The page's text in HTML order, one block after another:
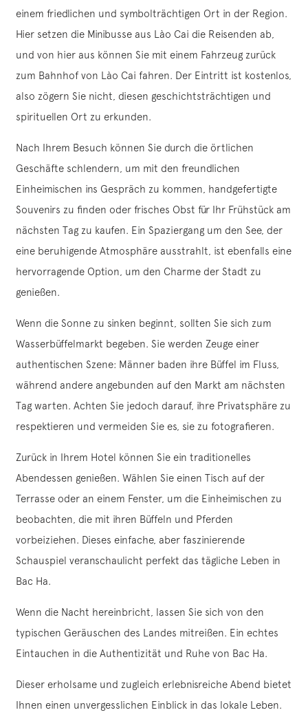
einem friedlichen und symbolträchtigen Ort in der Region.
Hier setzen die Minibusse aus Lào Cai die Reisenden ab,
und von hier aus können Sie mit einem Fahrzeug zurück
zum Bahnhof von Lào Cai fahren. Der Eintritt ist kostenlos,
also zögern Sie nicht, diesen geschichtsträchtigen und
spirituellen Ort zu erkunden.
Nach Ihrem Besuch können Sie durch die örtlichen
Geschäfte schlendern, um mit den freundlichen
Einheimischen ins Gespräch zu kommen, handgefertigte
Souvenirs zu finden oder frisches Obst für Ihr Frühstück am
nächsten Tag zu kaufen. Ein Spaziergang um den See, der
eine beruhigende Atmosphäre ausstrahlt, ist ebenfalls eine
hervorragende Option, um den Charme der Stadt zu
genießen.
Wenn die Sonne zu sinken beginnt, sollten Sie sich zum
Wasserbüffelmarkt begeben. Sie werden Zeuge einer
authentischen Szene: Männer baden ihre Büffel im Fluss,
während andere angebunden auf den Markt am nächsten
Tag warten. Achten Sie jedoch darauf, ihre Privatsphäre zu
respektieren und vermeiden Sie es, sie zu fotografieren.
Zurück in Ihrem Hotel können Sie ein traditionelles
Abendessen genießen. Wählen Sie einen Tisch auf der
Terrasse oder an einem Fenster, um die Einheimischen zu
beobachten, die mit ihren Büffeln und Pferden
vorbeiziehen. Dieses einfache, aber faszinierende
Schauspiel veranschaulicht perfekt das tägliche Leben in
Bac Ha.
Wenn die Nacht hereinbricht, lassen Sie sich von den
typischen Geräuschen des Landes mitreißen. Ein echtes
Eintauchen in die Authentizität und Ruhe von Bac Ha.
Dieser erholsame und zugleich erlebnisreiche Abend bietet
Ihnen einen unvergesslichen Einblick in das lokale Leben.